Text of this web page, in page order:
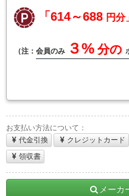
「614～688 円分
（注： 会員のみ ３% 分の
お支払い方法について：
代金引換
クレジットカード
領収書
メーカ